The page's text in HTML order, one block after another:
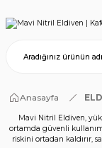
Anasayfa
Mavi Nitril Eldiven,
ortamda güvenli kullanım
riskini ortadan kaldırır,